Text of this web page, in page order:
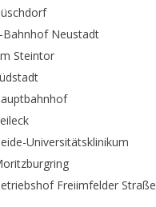
Bahnhof Neustadt
Steintor
Universitätsklinikum
Freiimfelder Straße